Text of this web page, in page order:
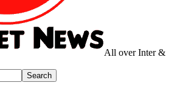
All over Inter &